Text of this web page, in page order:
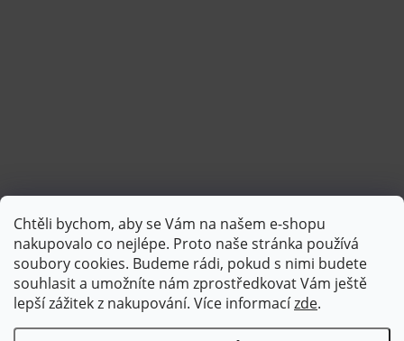
Chtěli bychom, aby se Vám na našem e-shopu
nakupovalo co nejlépe. Proto naše stránka používá
soubory cookies. Budeme rádi, pokud s nimi budete
souhlasit a umožníte nám zprostředkovat Vám ještě
lepší zážitek z nakupování. Více informacízde.
Sledovat na Instagramu